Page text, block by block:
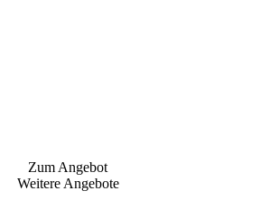
Zum Angebot
Weitere Angebote